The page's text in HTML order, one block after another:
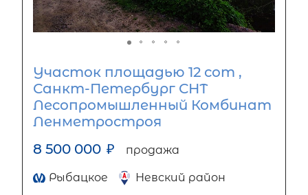
Участок площадью 12 сот ,
Санкт-Петербург СНТ
Лесопромышленный Комбинат
Ленметростроя
8 500 000 ₽ продажа
Рыбацкое Невский район